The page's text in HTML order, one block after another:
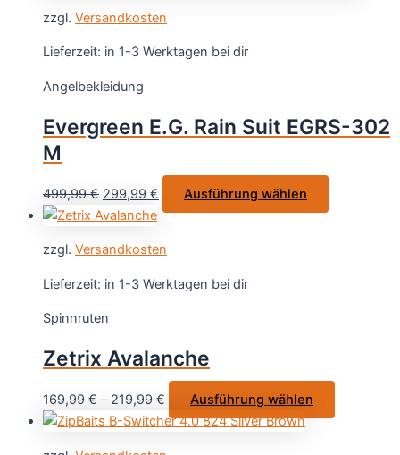
können
der
Produktseite
gewählt
zzgl. Versandkosten
Lieferzeit: in 1-3 Werktagen bei dir
Angelbekleidung
Evergreen E.G. Rain Suit EGRS-302
M
499,99€ Ursprünglicher
Preis
499,99 €
299,99 € Aktueller
Preis
299,99 €.
Ausführung wählen
Produkt
auf
zzgl. Versandkosten
Lieferzeit: in 1-3 Werktagen bei dir
Spinnruten
Zetrix Avalanche
169,99 € – 219,99 € Ausführung wählen
Produkt